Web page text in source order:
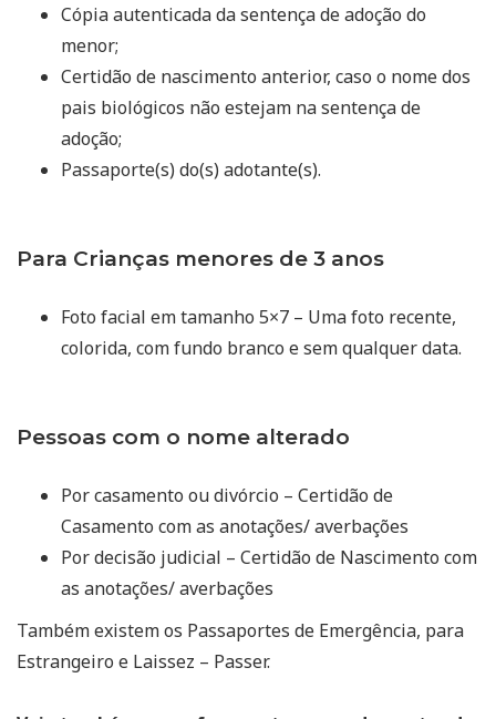
Cópia autenticada da sentença de adoção do
menor;
Certidão de nascimento anterior, caso o nome dos
pais biológicos não estejam na sentença de
adoção;
Passaporte(s) do(s) adotante(s).
Para Crianças menores de 3 anos
Foto facial em tamanho 5×7 – Uma foto recente,
colorida, com fundo branco e sem qualquer data.
Pessoas com o nome alterado
Por casamento ou divórcio – Certidão de
Casamento com as anotações/ averbações
Por decisão judicial – Certidão de Nascimento com
as anotações/ averbações
Também existem os Passaportes de Emergência, para
Estrangeiro e Laissez – Passer.